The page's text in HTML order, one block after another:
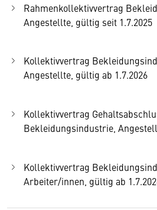
Rahmenkollektivvertrag
Angestellte, gültig seit 1.7.2025
Kollektivvertrag
Angestellte, gültig ab 1.7.2026
Kollektivvertrag
Bekleidungsindustrie,
Kollektivvertrag
Arbeiter/innen, gültig ab